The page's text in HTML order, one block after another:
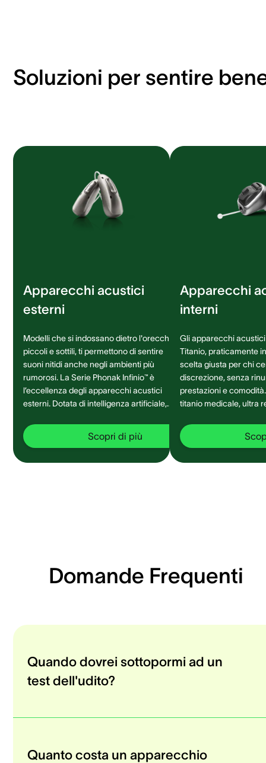
Soluzioni per sentire
Apparecchi acustici
esterni
Modelli che si indossano dietro l'orecchio,
piccoli e sottili, ti permettono di sentire
suoni nitidi anche negli ambienti più
rumorosi. La Serie Phonak Infinio™ è
l’eccellenza degli apparecchi acustici
esterni. Dotata di intelligenza artificiale,
una comprensione del parlato a 360°
senza precedenti.
Scopri di più
Apparecchi
interni
Gli apparecchi
Titanio, praticamente
scelta giusta per chi
discrezione, senza
prestazioni e comodità. Realizzati
titanio medicale, ultra
ad ogni ambiente
Domande Frequenti
Quando dovrei sottopormi ad un
test dell'udito?
Quanto costa un apparecchio